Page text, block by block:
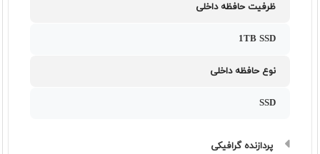
ظرفیت حافظه داخلی
1TB SSD
نوع حافظه داخلی
SSD
پردازنده گرافیکی